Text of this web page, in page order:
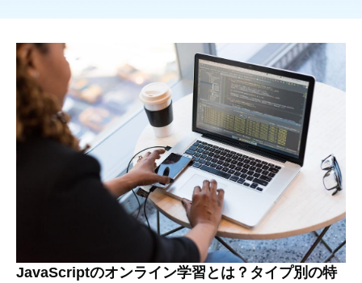
JavaScriptのオンライン学習とは？タイプ別の特